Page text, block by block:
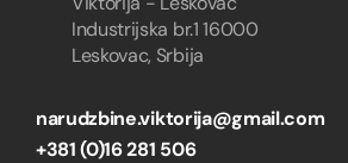
Industrijska br.1 16000
Leskovac, Srbija
narudzbine.viktorija@gmail.com
+381 (0)16 281 506